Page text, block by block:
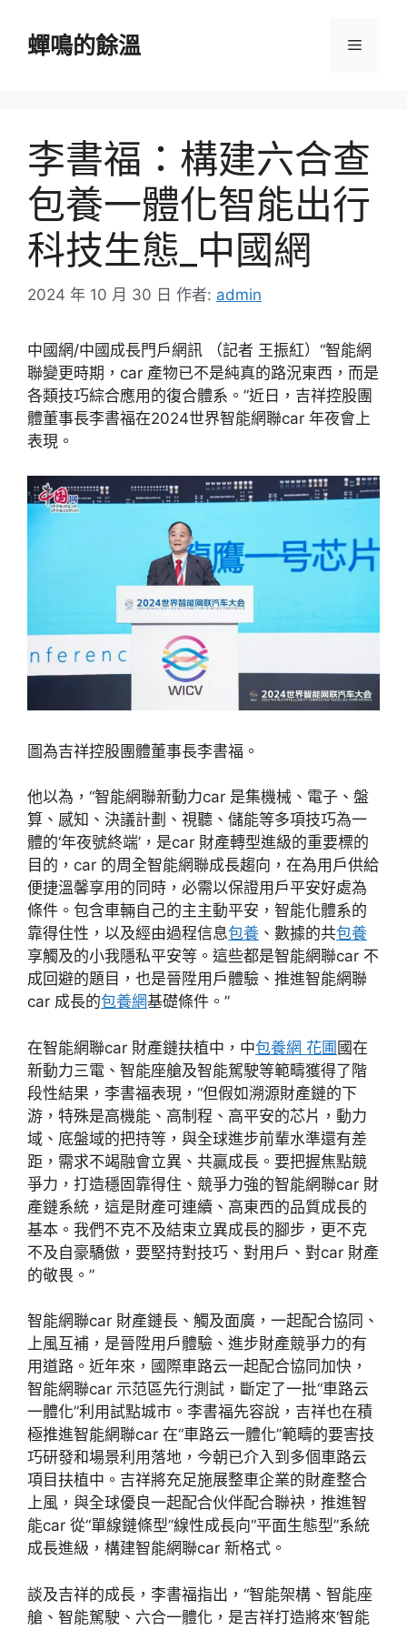
蟬鳴的餘溫 選
李書福：構建六合查
包養一體化智能出行
科技生態_中國網
2024 年 10 月 30 日 作者: admin
中國網/中國成長門戶網訊 （記者 王振紅）“智能網
聯變更時期，car 產物已不是純真的路況東西，而是
各類技巧綜合應用的復合體系。”近日，吉祥控股團
體董事長李書福在2024世界智能網聯car 年夜會上
表現。
圖為吉祥控股團體董事長李書福。
他以為，“智能網聯新動力car 是集機械、電子、盤
算、感知、決議計劃、視聽、儲能等多項技巧為一
體的‘年夜號終端’，是car 財產轉型進級的重要標的
目的，car 的周全智能網聯成長趨向，在為用戶供給
便捷溫馨享用的同時，必需以保證用戶平安好處為
條件。包含車輛自己的主主動平安，智能化體系的
靠得住性，以及經由過程信息包養 、數據的共包養
享觸及的小我隱私平安等。這些都是智能網聯car 不
成回避的題目，也是晉陞用戶體驗、推進智能網聯
car 成長的包養網基礎條件。”
在智能網聯car 財產鏈扶植中，中包養網 花圃 國在
新動力三電、智能座艙及智能駕駛等範疇獲得了階
段性結果，李書福表現，“但假如溯源財產鏈的下
游，特殊是高機能、高制程、高平安的芯片，動力
域、底盤域的把持等，與全球進步前輩水準還有差
距，需求不竭融會立異、共贏成長。要把握焦點競
爭力，打造穩固靠得住、競爭力強的智能網聯car 財
產鏈系統，這是財產可連續、高東西的品質成長的
基本。我們不克不及結束立異成長的腳步，更不克
不及自豪驕傲，要堅持對技巧、對用戶、對car 財產
的敬畏。”
智能網聯car 財產鏈長、觸及面廣，一起配合協同、
上風互補，是晉陞用戶體驗、進步財產競爭力的有
用道路。近年來，國際車路云一起配合協同加快，
智能網聯car 示范區先行測試，斷定了一批“車路云
一體化”利用試點城市。李書福先容說，吉祥也在積
極推進智能網聯car 在“車路云一體化”範疇的要害技
巧研發和場景利用落地，今朝已介入到多個車路云
項目扶植中。吉祥將充足施展整車企業的財產整合
上風，與全球優良一起配合伙伴配合聯袂，推進智
能car 從“單線鏈條型”線性成長向“平面生態型”系統
成長進級，構建智能網聯car 新格式。
談及吉祥的成長，李書福指出，“智能架構、智能座
艙、智能駕駛、六合一體化，是吉祥打造將來‘智能